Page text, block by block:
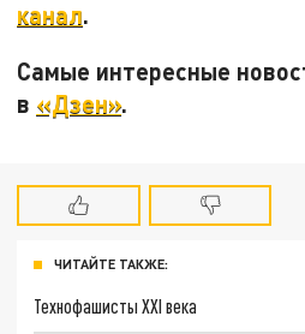
канал.
Самые интересные
в «Дзен».
ЧИТАЙТЕ ТАКЖЕ:
Технофашисты XXI века